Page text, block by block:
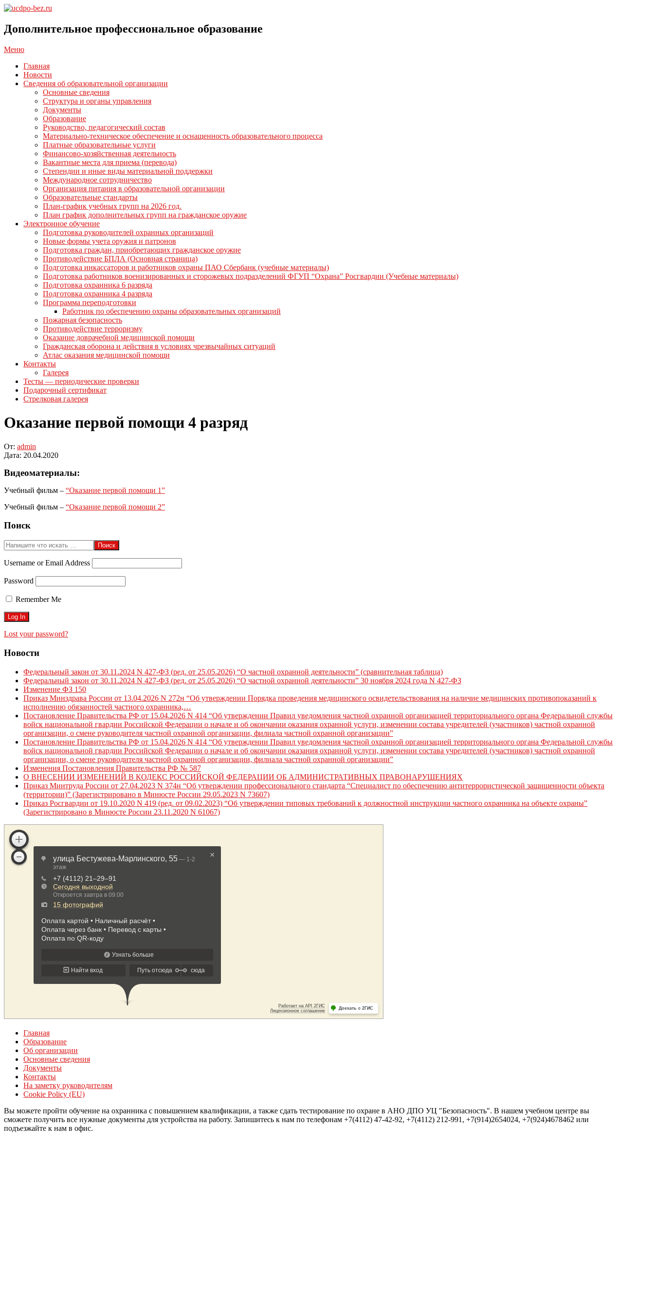
Перейти
содержимому
bez.ru
Дополнительное профессиональное образование
Главное
меню
Меню
Главная
Новости
Сведения об образовательной организации
Основные сведения
Структура и органы управления
Документы
Образование
Руководство, педагогический состав
Материально-техническое обеспечение и оснащенность образовательного процесса
Платные образовательные услуги
Финансово-хозяйственная деятельность
Вакантные места для приема (перевода)
Степендии и иные виды материальной поддержки
Международное сотрудничество
Организация питания в образовательной организации
Образовательные стандарты
План-график учебных групп на 2026 год.
План график дополнительных групп на гражданское оружие
Электронное обучение
Подготовка руководителей охранных организаций
Новые формы учета оружия и патронов
Подготовка граждан, приобретающих гражданское оружие
Противодействие БПЛА (Основная страница)
Подготовка инкассаторов и работников охраны ПАО Сбербанк (учебные материалы)
Подготовка работников военизированных и сторожевых подразделений ФГУП “Охрана” Росгвардии (Учебные материалы)
Подготовка охранника 6 разряда
Подготовка охранника 4 разряда
Программа переподготовки
Работник по обеспечению охраны образовательных организаций
Пожарная безопасность
Противодействие терроризму
Оказание доврачебной медицинской помощи
Гражданская оборона и действия в условиях чрезвычайных ситуаций
Атлас оказания медицинской помощи
Контакты
Галерея
Тесты — периодические проверки
Подарочный сертификат
Стрелковая галерея
Оказание первой помощи 4 разряд
От: admin
Дата: 20.04.2020
Видеоматериалы:
Учебный фильм – “Оказание первой помощи 1”
Учебный фильм – “Оказание первой помощи 2”
2020-
20
Поиск
Поиск
Username or Email Address
Password
Remember Me
Lost your password?
Новости
Федеральный закон от 30.11.2024 N 427-ФЗ (ред. от 25.05.2026) “О частной охранной деятельности” (сравнительная таблица)
Федеральный закон от 30.11.2024 N 427-ФЗ (ред. от 25.05.2026) “О частной охранной деятельности” 30 ноября 2024 года N 427-ФЗ
Изменение ФЗ 150
Приказ Минздрава России от 13.04.2026 N 272н “Об утверждении Порядка проведения медицинского освидетельствования на наличие медицинских противопоказаний к
исполнению обязанностей частного охранника,…
Постановление Правительства РФ от 15.04.2026 N 414 “Об утверждении Правил уведомления частной охранной организацией территориального органа Федеральной службы
войск национальной гвардии Российской Федерации о начале и об окончании оказания охранной услуги, изменении состава учредителей (участников) частной охранной
организации, о смене руководителя частной охранной организации, филиала частной охранной организации”
Постановление Правительства РФ от 15.04.2026 N 414 “Об утверждении Правил уведомления частной охранной организацией территориального органа Федеральной службы
войск национальной гвардии Российской Федерации о начале и об окончании оказания охранной услуги, изменении состава учредителей (участников) частной охранной
организации, о смене руководителя частной охранной организации, филиала частной охранной организации”
Изменения Постановления Правительства РФ № 587
О ВНЕСЕНИИ ИЗМЕНЕНИЙ В КОДЕКС РОССИЙСКОЙ ФЕДЕРАЦИИ ОБ АДМИНИСТРАТИВНЫХ ПРАВОНАРУШЕНИЯХ
Приказ Минтруда России от 27.04.2023 N 374н “Об утверждении профессионального стандарта “Специалист по обеспечению антитеррористической защищенности объекта
(территории)” (Зарегистрировано в Минюсте России 29.05.2023 N 73607)
Приказ Росгвардии от 19.10.2020 N 419 (ред. от 09.02.2023) “Об утверждении типовых требований к должностной инструкции частного охранника на объекте охраны”
(Зарегистрировано в Минюсте России 23.11.2020 N 61067)
Главная
Образование
Об организации
Основные сведения
Документы
Контакты
На заметку руководителям
Cookie Policy (EU)
Вы можете пройти обучение на охранника с повышением квалификации, а также сдать тестирование по охране в АНО ДПО УЦ "Безопасность". В нашем учебном центре вы
сможете получить все нужные документы для устройства на работу. Запишитесь к нам по телефонам +7(4112) 47-42-92, +7(4112) 212-991, +7(914)2654024, +7(924)4678462 или
подъезжайте к нам в офис.